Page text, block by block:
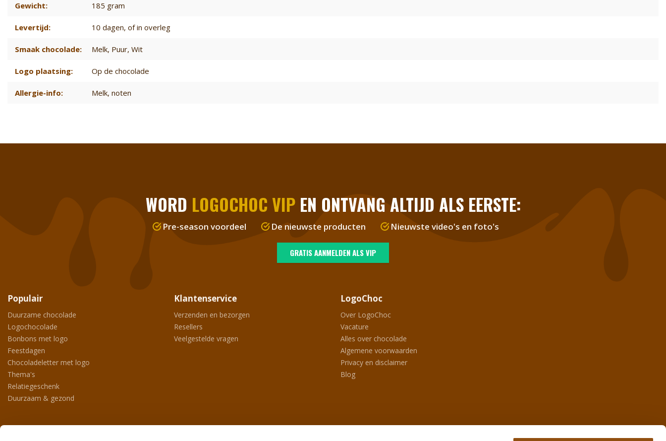
Gewicht: 185 gram
Levertijd: 10 dagen, of in overleg
Smaak chocolade: Melk, Puur, Wit
Logo plaatsing: Op de chocolade
Allergie-info: Melk, noten
WORD LOGOCHOC VIPEN ONTVANG ALTIJD ALS EERSTE:
Pre-season voordeel De nieuwste producten Nieuwste video's en foto's
GRATIS AANMELDEN ALS VIP
Populair
Duurzame chocolade
Logochocolade
Bonbons met logo
Feestdagen
Chocoladeletter met logo
Thema's
Relatiegeschenk
Duurzaam & gezond
Klantenservice
Verzenden en bezorgen
Resellers
Veelgestelde vragen
LogoChoc
Over LogoChoc
Vacature
Alles over chocolade
Algemene voorwaarden
Privacy en disclaimer
Blog